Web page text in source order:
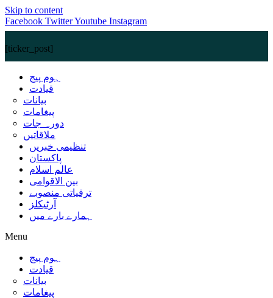
Skip to content
Facebook TwitterYoutube Instagram
[ticker_post]
ہوم پیج
قیادت
بیانات
پیغامات
دورہ جات
ملاقاتیں
تنظیمی خبریں
پاکستان
عالم اسلام
بین الاقوامی
ترقیاتی منصوبے
آرٹیکلز
ہمارے بارے میں
Menu
ہوم پیج
قیادت
بیانات
پیغامات